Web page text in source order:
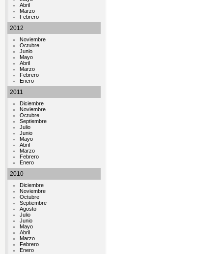
Abril
Marzo
Febrero
2012
Noviembre
Octubre
Junio
Mayo
Abril
Marzo
Febrero
Enero
2011
Diciembre
Noviembre
Octubre
Septiembre
Julio
Junio
Mayo
Abril
Marzo
Febrero
Enero
2010
Diciembre
Noviembre
Octubre
Septiembre
Agosto
Julio
Junio
Mayo
Abril
Marzo
Febrero
Enero